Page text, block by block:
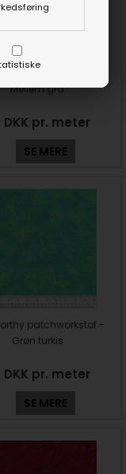
Mellem grå
DKK pr. meter
SE MERE
patchworkstof -
Grøn turkis
DKK pr. meter
SE MERE